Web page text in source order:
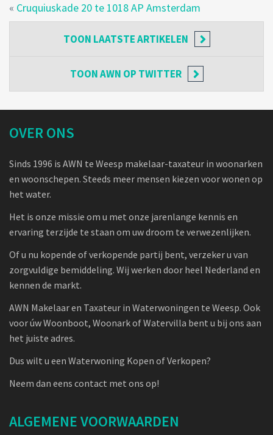
« Cruquiuskade 20 te 1018 AP Amsterdam
TOON LAATSTE ARTIKELEN
TOONAWN OP TWITTER
OVER ONS
Sinds 1996 is AWN te Weesp makelaar-taxateur in woonarken
en woonschepen. Steeds meer mensen kiezen voor wonen op
het water.
Het is onze missie om u met onze jarenlange kennis en
ervaring terzijde te staan om uw droom te verwezenlijken.
Of u nu kopende of verkopende partij bent, verzeker u van
zorgvuldige bemiddeling. Wij werken door heel Nederland en
kennen de markt.
AWN Makelaar en Taxateur in Waterwoningen te Weesp. Ook
voor úw Woonboot, Woonark of Watervilla bent u bij ons aan
het juiste adres.
Dus wilt u een Waterwoning Kopen of Verkopen?
Neem dan eens contact met ons op!
ALGEMENE VOORWAARDEN